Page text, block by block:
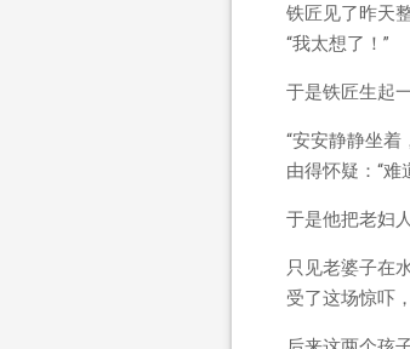
铁匠见了昨天
“我太想了！”
于是铁匠生起
“安安静静坐
由得怀疑：“难
于是他把老妇
只见老婆子在
受了这场惊吓